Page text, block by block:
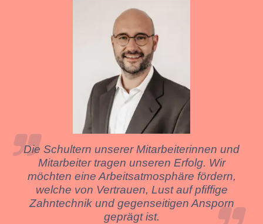
Die Schultern unserer Mitarbeiterinnen und
Mitarbeiter tragen unseren Erfolg. Wir
möchten eine Arbeitsatmosphäre fördern,
welche von Vertrauen, Lust auf pfiffige
Zahntechnik und gegenseitigen Ansporn
geprägt ist.